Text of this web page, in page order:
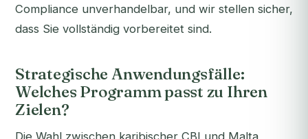
Compliance unverhandelbar, und wir stellen sicher,
dass Sie vollständig vorbereitet sind.
Strategische Anwendungsfälle:
Welches Programm passt zu Ihren
Zielen?
Die Wahl zwischen karibischer CBI und Malta